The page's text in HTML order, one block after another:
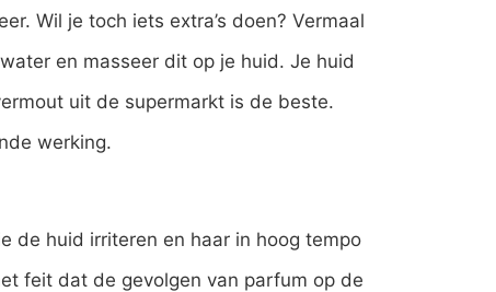
Wil je toch iets extra’s doen? Vermaal
en masseer dit op je huid. Je huid
uit de supermarkt is de beste.
werking.
de huid irriteren en haar in hoog tempo
feit dat de gevolgen van parfum op de